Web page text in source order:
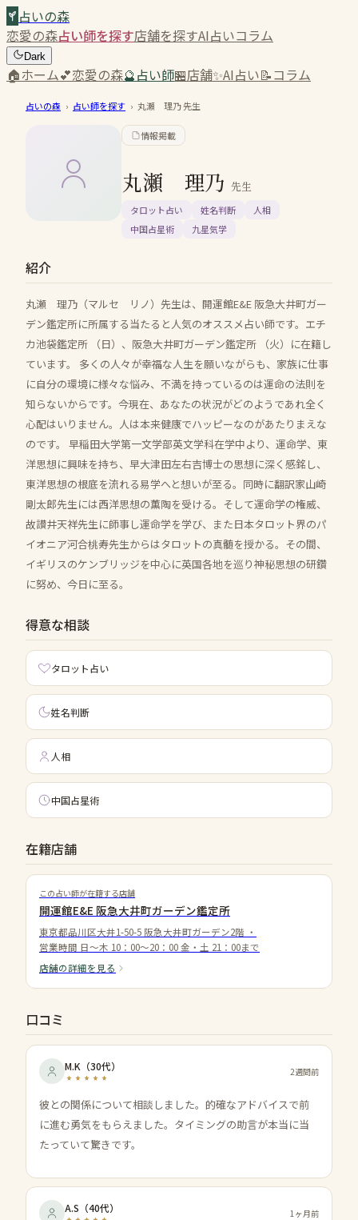
占いの森
恋愛の森占い師を探す店舗を探すAI占いコラム
Dark
🏠ホーム💕恋愛の森🔮占い師🏪店舗✨AI占い📝コラム
占いの森 › 占い師を探す › 丸瀬 理乃先生
情報掲載
丸瀬 理乃 先生
タロット占い 姓名判断
人相
中国占星術
九星気学
紹介
丸瀬 理乃（マルセ リノ）先生は、開運館E&E 阪急大井町ガー
デン鑑定所に所属する当たると人気のオススメ占い師です。エチ
カ池袋鑑定所 （日）、阪急大井町ガーデン鑑定所 （火）に在籍し
ています。 多くの人々が幸福な人生を願いながらも、家族に仕事
に自分の環境に様々な悩み、不満を持っているのは運命の法則を
知らないからです。今現在、あなたの状況がどのようであれ全く
心配はいりません。人は本来健康でハッピーなのがあたりまえな
のです。 早稲田大学第一文学部英文学科在学中より、運命学、東
洋思想に興味を持ち、早大津田左右吉博士の思想に深く感銘し、
東洋思想の根底を流れる易学へと想いが至る。同時に翻訳家山崎
剛太郎先生には西洋思想の薫陶を受ける。そして運命学の権威、
故讃井天祥先生に師事し運命学を学び、また日本タロット界のパ
イオニア河合桃寿先生からはタロットの真髄を授かる。その間、
イギリスのケンブリッジを中心に英国各地を巡り神秘思想の研鑽
に努め、今日に至る。
得意な相談
タロット占い
姓名判断
人相
中国占星術
在籍店舗
この占い師が在籍する店舗
開運館E&E 阪急大井町ガーデン鑑定所
東京都品川区大井1-50-5 阪急大井町ガーデン2階 ・
営業時間 日～木 10：00～20：00 金・土 21：00まで
店舗の詳細を見る
口コミ
M.K （30代） 2週間前
彼との関係について相談しました。的確なアドバイスで前
に進む勇気をもらえました。タイミングの助言が本当に当
たっていて驚きです。
A.S （40代） 1ヶ月前